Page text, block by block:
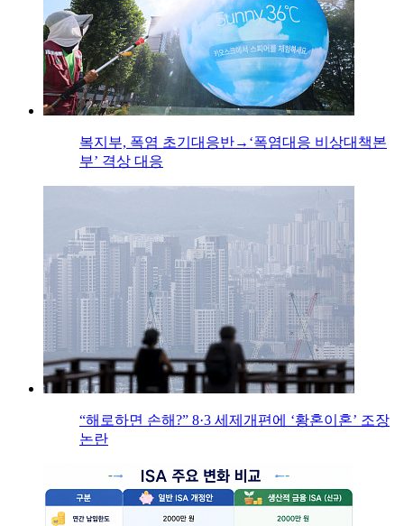
복지부, 폭염 초기대응반→‘폭염대응 비상대책본
부’ 격상 대응
“해로하면 손해?” 8·3 세제개편에 ‘황혼이혼’ 조장
논란